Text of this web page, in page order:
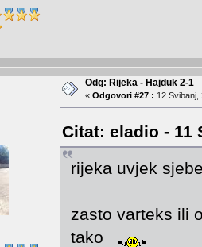
Odg: Rijeka - Hajduk 2-1
« Odgovori #27 : 12 Svibanj,
Citat: eladio - 11
rijeka uvjek
zasto varteks ili
tako